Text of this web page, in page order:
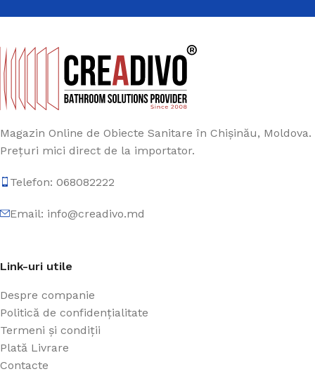
Magazin Online de Obiecte Sanitare în Chișinău, Moldova.
Prețuri mici direct de la importator.
Telefon: 068082222
Email: info@creadivo.md
Link-uri utile
Despre companie
Politică de confidențialitate
Termeni și condiții
Plată Livrare
Contacte